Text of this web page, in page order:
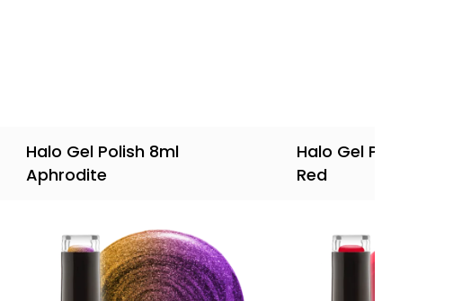
Halo Gel Polish 8ml
Aphrodite
Halo Gel Polish
Red